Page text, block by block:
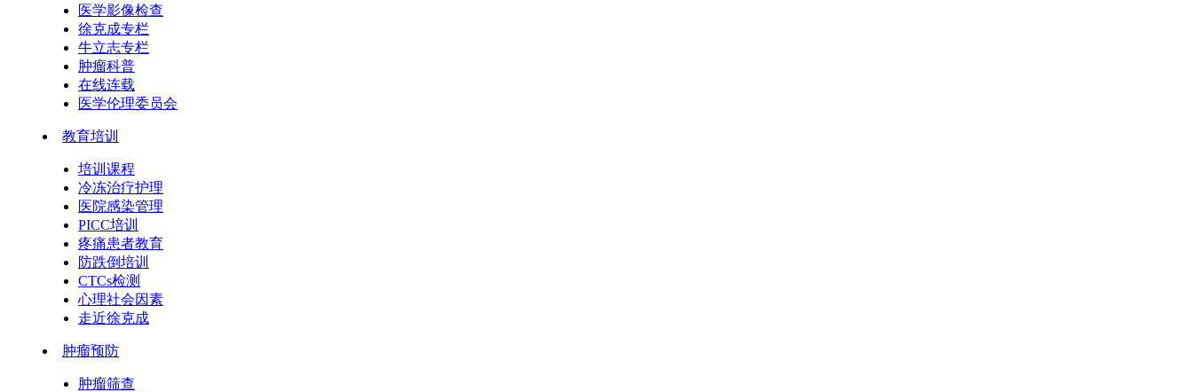
医学影像检查
徐克成专栏
牛立志专栏
肿瘤科普
在线连载
医学伦理委员会
教育培训
培训课程
冷冻治疗护理
医院感染管理
PICC培训
疼痛患者教育
防跌倒培训
CTCs检测
心理社会因素
走近徐克成
肿瘤预防
肿瘤筛查